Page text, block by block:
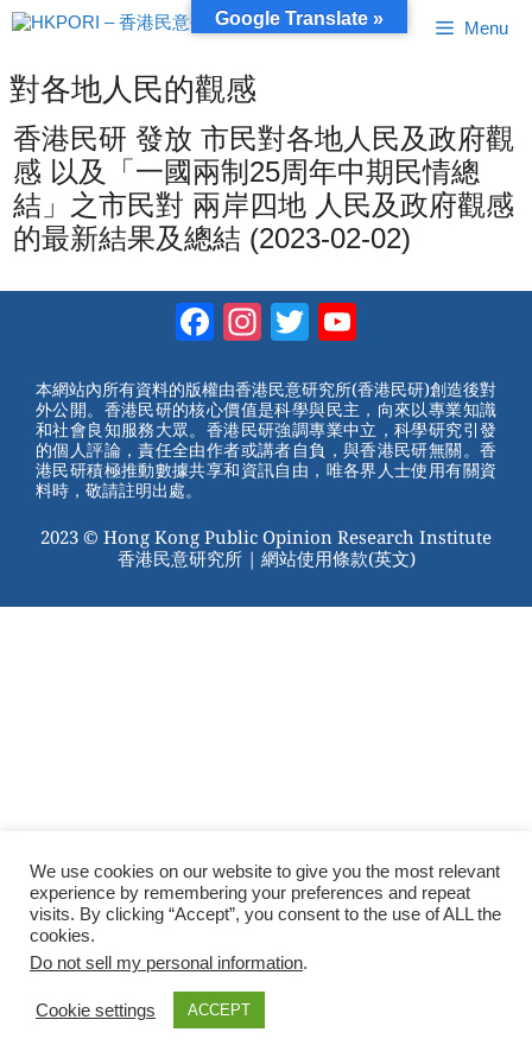
跳
至
容
Menu
對各地人民的觀感
香港民研 發放 市民對各地人民及政府觀
感 以及「一國兩制25周年中期民情總
結」之市民對 兩岸四地 人民及政府觀感
的最新結果及總結 (2023-02-02)
Facebook
Instagram
Twitter
本網站內所有資料的版權由香港民意研究所(香港民研)創造後對
外公開。香港民研的核心價值是科學與民主，向來以專業知識
和社會良知服務大眾。香港民研強調專業中立，科學研究引發
的個人評論，責任全由作者或講者自負，與香港民研無關。香
港民研積極推動數據共享和資訊自由，唯各界人士使用有關資
料時，敬請註明出處。
2023 © Hong Kong Public Opinion Research Institute
香港民意研究所 | 網站使用條款(英文)
We use cookies on our website to give you the most relevant
experience by remembering your preferences and repeat
visits. By clicking “Accept”, you consent to the use of ALL the
cookies.
Do not sell my personal information.
Cookie settings ACCEPT
Google Translate »